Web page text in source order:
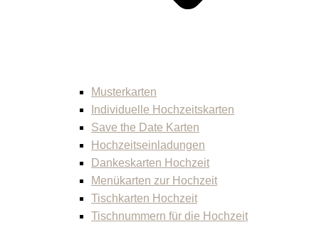
Musterkarten
Individuelle Hochzeitskarten
Save the Date Karten
Hochzeitseinladungen
Dankeskarten Hochzeit
Menükarten zur Hochzeit
Tischkarten Hochzeit
Tischnummern für die Hochzeit